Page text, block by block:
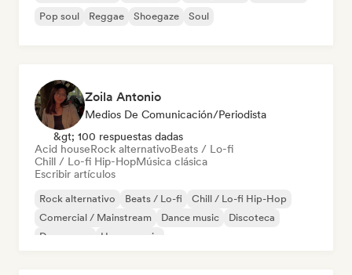
Pop soul
Reggae Shoegaze Soul
Zoila Antonio
Medios De Comunicación/Periodista
&gt; 100 respuestas dadas
Acid houseRock alternativoBeats / Lo-fi
Chill / Lo-fi Hip-HopMúsica clásica
Escribir artículos
Rock alternativo Beats / Lo-fi
Chill / Lo-fi Hip-Hop
Comercial / Mainstream
Dance music
Discoteca
Dream pop
House music